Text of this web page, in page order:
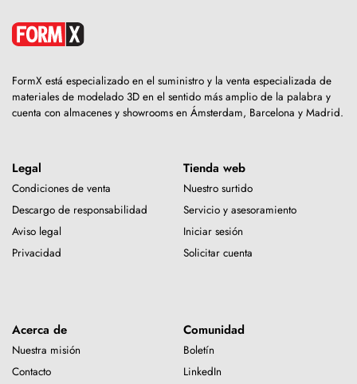
FormX está especializado en el suministro y la venta especializada de
materiales de modelado 3D en el sentido más amplio de la palabra y
cuenta con almacenes y showrooms en Ámsterdam, Barcelona y Madrid.
Legal
Condiciones de venta
Descargo de responsabilidad
Aviso legal
Privacidad
Tienda web
Nuestro surtido
Servicio y asesoramiento
Iniciar sesión
Solicitar cuenta
Acerca de
Nuestra misión
Contacto
Comunidad
Boletín
LinkedIn